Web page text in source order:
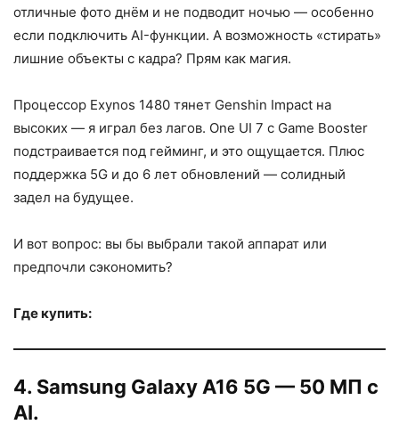
отличные фото днём и не подводит ночью — особенно
если подключить AI-функции. А возможность «стирать»
лишние объекты с кадра? Прям как магия.
Процессор Exynos 1480 тянет Genshin Impact на
высоких — я играл без лагов. One UI 7 с Game Booster
подстраивается под гейминг, и это ощущается. Плюс
поддержка 5G и до 6 лет обновлений — солидный
задел на будущее.
И вот вопрос: вы бы выбрали такой аппарат или
предпочли сэкономить?
Где купить:
4. Samsung Galaxy A16 5G — 50 МП с
AI.